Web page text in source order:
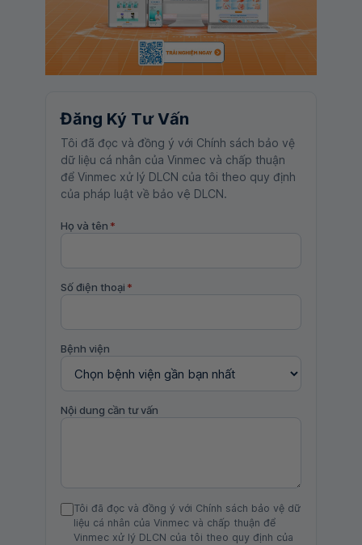
Đăng Ký Tư Vấn
Tôi đã đọc và đồng ý với Chính sách bảo vệ
dữ liệu cá nhân của Vinmec và chấp thuận
để Vinmec xử lý DLCN của tôi theo quy định
của pháp luật về bảo vệ DLCN.
Họ và tên *
Số điện thoại *
Bệnh viện
Nội dung cần tư vấn
Tôi đã đọc và đồng ý với Chính sách bảo vệ dữ
liệu cá nhân của Vinmec và chấp thuận để
Vinmec xử lý DLCN của tôi theo quy định của